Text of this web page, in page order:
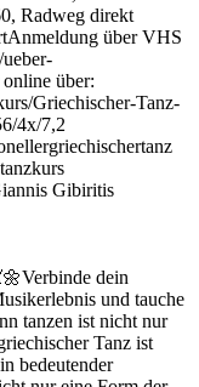
Radweg direkt
über VHS
über:
Griechischer-Tanz-
4x/7,2
Gibiritis